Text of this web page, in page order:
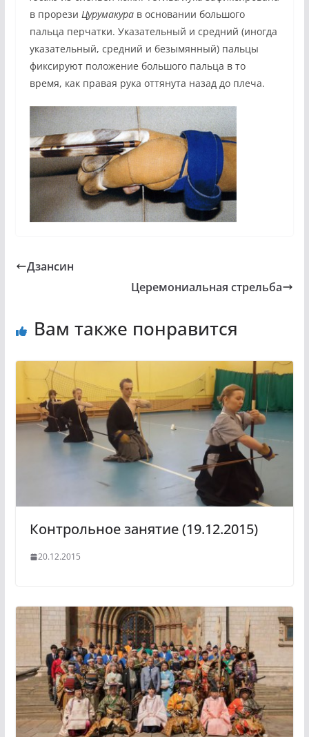
в прорези Цурумакурав основании большого
пальца перчатки. Указательный и средний (иногда
указательный, средний и безымянный) пальцы
фиксируют положение большого пальца в то
время, как правая рука оттянута назад до плеча.
Дзансин
Церемониальная стрельба
Вам также понравится
Контрольное занятие (19.12.2015)
20.12.2015